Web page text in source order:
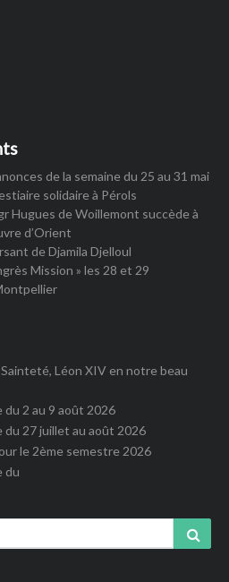
de la semaine du 25 au 31 mai
solidaire à Pérols
Hugues de Woillemont succède à
d’Orient
de Djamila Djelloul
Mission » les 28 et 29
Léon XIV en notre beau
du 2 au 9 août 2026
du 27 juillet au août 2026
le 2ème semestre 2026
du